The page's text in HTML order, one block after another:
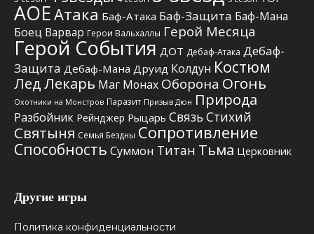
АОЕАтака Баф-Атака Баф-Защита Баф-Мана
Боец Варвар Герои Вальхаллы Герой Месяца
Герой События ДОТ Дебаф-Атака Дебаф-
Защита Дебаф-Мана Друид Колдун Костюм
ЛедЛекарь Маг Монах Оборона Огонь
Охотники на Монстров Паразит Призыв Дюн Природа
Разбойник Рейнджер Рыцарь Связь Стихий
Святыня Семья Бездны Сопротивление
Способность Суммон Титан Тьма Церковник
Другие игры
Политика конфиденциальности